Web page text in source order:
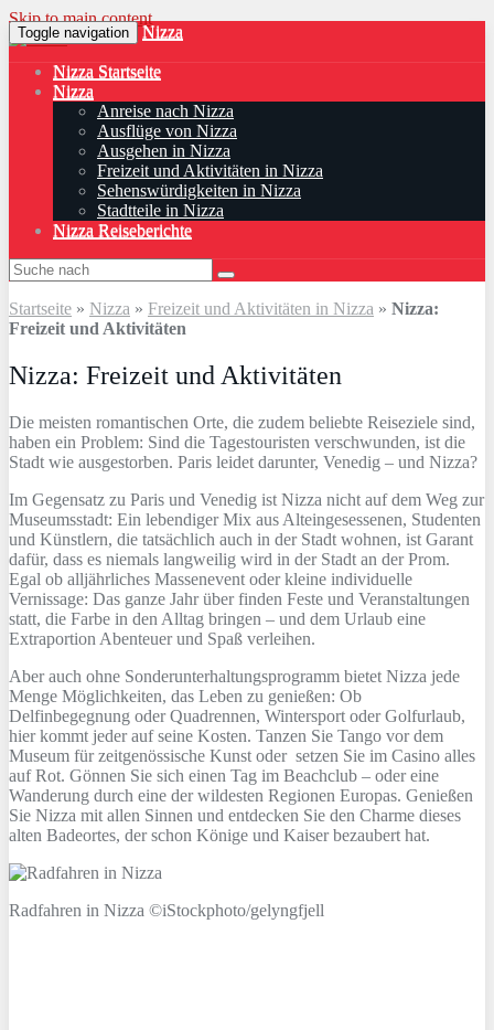
Skip to main content
Toggle navigation Nizza
Nizza Startseite
Nizza
Anreise nach Nizza
Ausflüge von Nizza
Ausgehen in Nizza
Freizeit und Aktivitäten in Nizza
Sehenswürdigkeiten in Nizza
Stadtteile in Nizza
Nizza Reiseberichte
Startseite » Nizza » Freizeit und Aktivitäten in Nizza » Nizza:
Freizeit und Aktivitäten
Nizza: Freizeit und Aktivitäten
Die meisten romantischen Orte, die zudem beliebte Reiseziele sind,
haben ein Problem: Sind die Tagestouristen verschwunden, ist die
Stadt wie ausgestorben. Paris leidet darunter, Venedig – und Nizza?
Im Gegensatz zu Paris und Venedig ist Nizza nicht auf dem Weg zur
Museumsstadt: Ein lebendiger Mix aus Alteingesessenen, Studenten
und Künstlern, die tatsächlich auch in der Stadt wohnen, ist Garant
dafür, dass es niemals langweilig wird in der Stadt an der Prom.
Egal ob alljährliches Massenevent oder kleine individuelle
Vernissage: Das ganze Jahr über finden Feste und Veranstaltungen
statt, die Farbe in den Alltag bringen – und dem Urlaub eine
Extraportion Abenteuer und Spaß verleihen.
Aber auch ohne Sonderunterhaltungsprogramm bietet Nizza jede
Menge Möglichkeiten, das Leben zu genießen: Ob
Delfinbegegnung oder Quadrennen, Wintersport oder Golfurlaub,
hier kommt jeder auf seine Kosten. Tanzen Sie Tango vor dem
Museum für zeitgenössische Kunst oder setzen Sie im Casino alles
auf Rot. Gönnen Sie sich einen Tag im Beachclub – oder eine
Wanderung durch eine der wildesten Regionen Europas. Genießen
Sie Nizza mit allen Sinnen und entdecken Sie den Charme dieses
alten Badeortes, der schon Könige und Kaiser bezaubert hat.
Radfahren in Nizza ©iStockphoto/gelyngfjell